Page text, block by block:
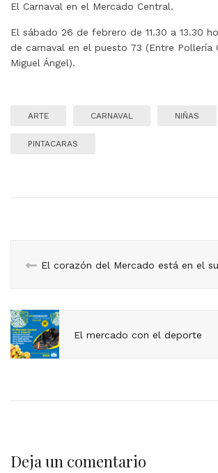
El Carnaval en el Mercado Central.
El sábado 26 de febrero de 11.30 a 13.30
de carnaval en el puesto 73 (Entre Pollería
Miguel Ángel).
ARTE CARNAVAL NIÑAS
PINTACARAS
El mercado con el deporte
Deja un comentario